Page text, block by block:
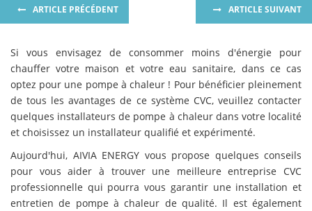
ARTICLE PRÉCÉDENT ARTICLE SUIVANT
Si vous envisagez de consommer moins d'énergie pour
chauffer votre maison et votre eau sanitaire, dans ce cas
optez pour une pompe à chaleur ! Pour bénéficier pleinement
de tous les avantages de ce système CVC, veuillez contacter
quelques installateurs de pompe à chaleur dans votre localité
et choisissez un installateur qualifié et expérimenté.
Aujourd'hui, AIVIA ENERGY vous propose quelques conseils
pour vous aider à trouver une meilleure entreprise CVC
professionnelle qui pourra vous garantir une installation et
entretien de pompe à chaleur de qualité. Il est également